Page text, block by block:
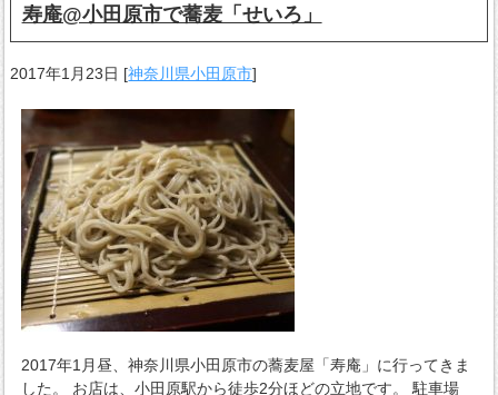
寿庵@小田原市で蕎麦「せいろ」
2017年1月23日 [神奈川県小田原市]
2017年1月昼、神奈川県小田原市の蕎麦屋「寿庵」に行ってきま
した。 お店は、小田原駅から徒歩2分ほどの立地です。 駐車場